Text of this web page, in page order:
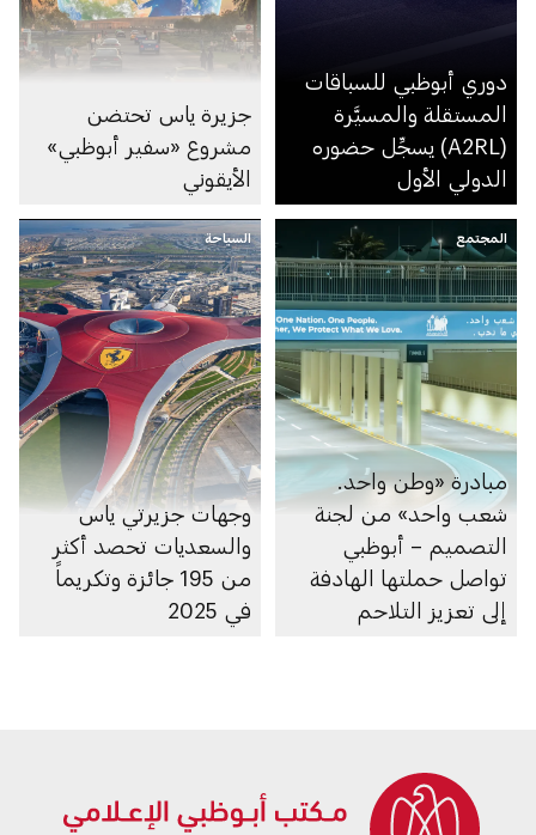
دوري أبوظبي للسباقات
المستقلة والمسيَّرة
(A2RL) يسجِّل حضوره
الدولي الأول
جزيرة ياس تحتضن
مشروع «سفير أبوظبي»
الأيقوني
المجتمع
مبادرة «وطن واحد.
شعب واحد» من لجنة
التصميم – أبوظبي
تواصل حملتها الهادفة
إلى تعزيز التلاحم
السياحة
وجهات جزيرتي ياس
والسعديات تحصد أكثر
من 195 جائزة وتكريماً
في 2025